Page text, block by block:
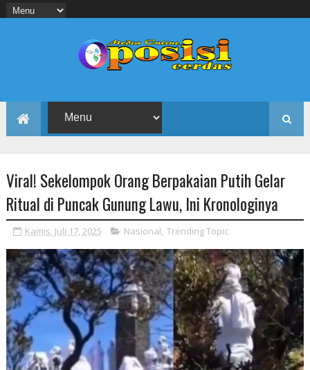
Viral! Sekelompok Orang Berpakaian Putih Gelar
Ritual di Puncak Gunung Lawu, Ini Kronologinya
Kamis, Juli 17, 2025 Nasional, Trending Topic